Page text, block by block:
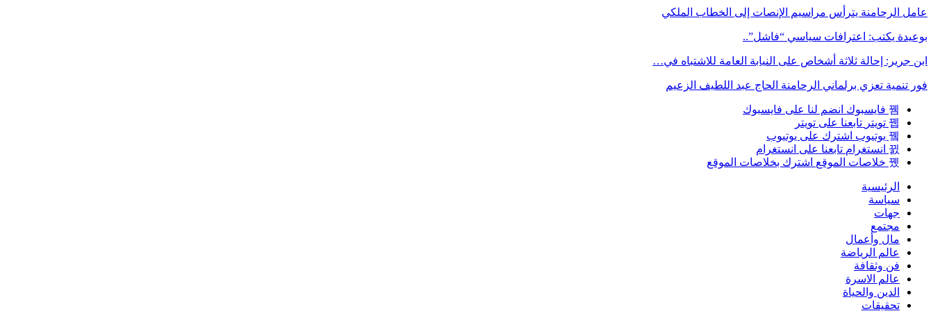
عامل الرحامنة يترأس مراسيم الإنصات إلى الخطاب الملكي
بوعيدة يكتب: اعترافات سياسي “فاشل”..
ابن جرير: إحالة ثلاثة أشخاص على النيابة العامة للاشتباه في…
فور تنمية تعزي برلماني الرحامنة الحاج عبد اللطيف الزعيم
فايسبوك انضم لنا على فايسبوك
تويتر تابعنا على تويتر
يوتيوب اشترك على يوتيوب
انستغرام تابعنا على انستغرام
خلاصات الموقع اشترك بخلاصات الموقع
الرئيسية
سياسة
جهات
مجتمع
مال وأعمال
عالم الرياضة
فن وثقافة
عالم الاسرة
الدين والحياة
تحقيقات